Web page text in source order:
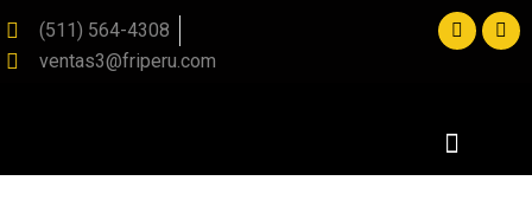
Saltar
(511) 564-4308
ventas3@friperu.com